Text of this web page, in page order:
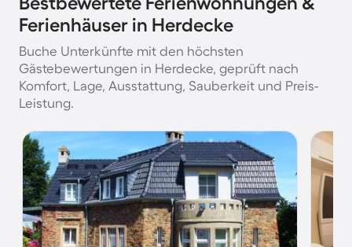
Ferienhäuser in Herdecke
Buche Unterkünfte mit den höchsten
Gästebewertungen in Herdecke, geprüft nach
Komfort, Lage, Ausstattung, Sauberkeit und Preis-
Leistung.